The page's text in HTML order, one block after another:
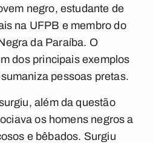
negro, estudante de
na UFPB e membro do
da Paraíba. O
dos principais exemplos
pessoas pretas.
além da questão
os homens negros a
e bêbados. Surgiu